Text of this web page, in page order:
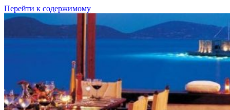
Перейти к содержимому